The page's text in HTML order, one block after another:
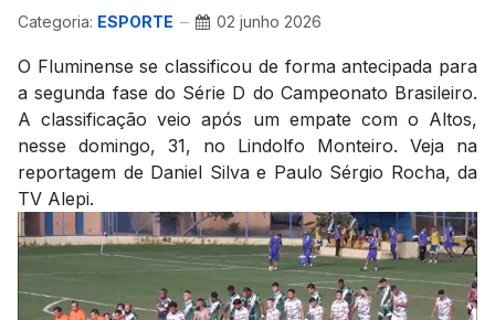
Categoria: ESPORTE 02 junho 2026
O Fluminense se classificou de forma antecipada para
a segunda fase do Série D do Campeonato Brasileiro.
A classificação veio após um empate com o Altos,
nesse domingo, 31, no Lindolfo Monteiro. Veja na
reportagem de Daniel Silva e Paulo Sérgio Rocha, da
TV Alepi.